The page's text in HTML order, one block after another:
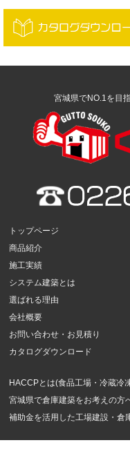
宮城県でNO.1を目
トップページ
商品紹介
施工実績
システム建築とは
選ばれる理由
会社概要
お問い合わせ・お見積り
カタログダウンロード
HACCPとは(食品工場・冷蔵冷
宮城県で倉庫建築をお考えの方
補助金を活用した工場建設・倉